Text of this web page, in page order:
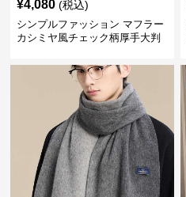
¥4,080 (税込)
シンプルファッション マフラー
カシミヤ風チェック柄厚手大判